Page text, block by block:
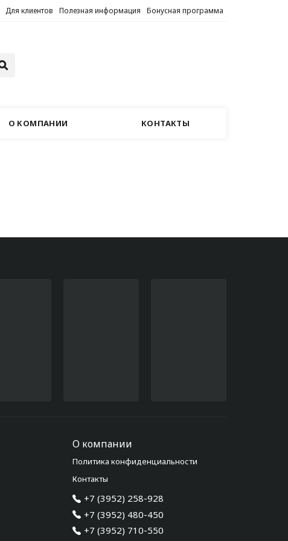
Для клиентов Полезная информация Бонусная программа
О КОМПАНИИ КОНТАКТЫ
О компании
Политика конфиденциальности
Контакты
+7 (3952) 258-928
+7 (3952) 480-450
+7 (3952) 710-550